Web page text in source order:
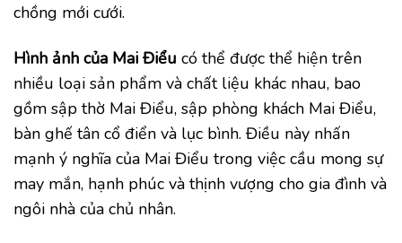
chồng mới cưới.
Hình ảnh của Mai Điểu có thể được thể hiện trên
nhiều loại sản phẩm và chất liệu khác nhau, bao
gồm sập thờ Mai Điểu, sập phòng khách Mai Điểu,
bàn ghế tân cổ điển và lục bình. Điều này nhấn
mạnh ý nghĩa của Mai Điểu trong việc cầu mong sự
may mắn, hạnh phúc và thịnh vượng cho gia đình và
ngôi nhà của chủ nhân.